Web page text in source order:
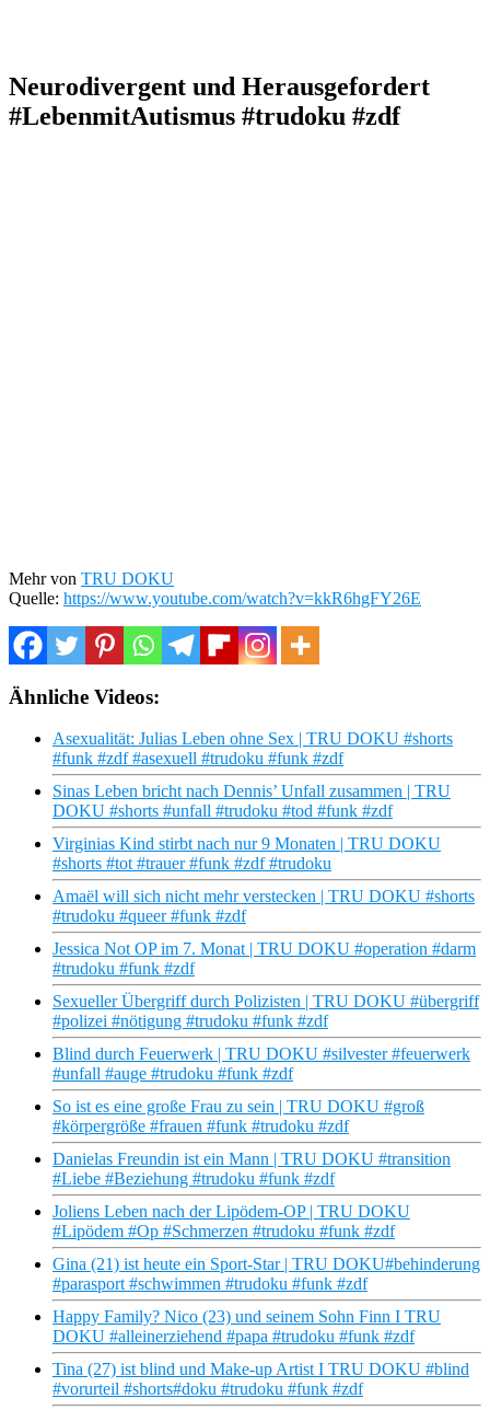
Neurodivergent und Herausgefordert
#LebenmitAutismus #trudoku #zdf
Mehr von TRU DOKU
Quelle: https://www.youtube.com/watch?v=kkR6hgFY26E
Ähnliche Videos:
Asexualität: Julias Leben ohne Sex | TRU DOKU #shorts
#funk #zdf #asexuell #trudoku #funk #zdf
Sinas Leben bricht nach Dennis’ Unfall zusammen | TRU
DOKU #shorts #unfall #trudoku #tod #funk #zdf
Virginias Kind stirbt nach nur 9 Monaten | TRU DOKU
#shorts #tot #trauer #funk #zdf #trudoku
Amaël will sich nicht mehr verstecken | TRU DOKU #shorts
#trudoku #queer #funk #zdf
Jessica Not OP im 7. Monat | TRU DOKU #operation #darm
#trudoku #funk #zdf
Sexueller Übergriff durch Polizisten | TRU DOKU #übergriff
#polizei #nötigung #trudoku #funk #zdf
Blind durch Feuerwerk | TRU DOKU #silvester #feuerwerk
#unfall #auge #trudoku #funk #zdf
So ist es eine große Frau zu sein | TRU DOKU #groß
#körpergröße #frauen #funk #trudoku #zdf
Danielas Freundin ist ein Mann | TRU DOKU #transition
#Liebe #Beziehung #trudoku #funk #zdf
Joliens Leben nach der Lipödem-OP | TRU DOKU
#Lipödem #Op #Schmerzen #trudoku #funk #zdf
Gina (21) ist heute ein Sport-Star | TRU DOKU#behinderung
#parasport #schwimmen #trudoku #funk #zdf
Happy Family? Nico (23) und seinem Sohn Finn I TRU
DOKU #alleinerziehend #papa #trudoku #funk #zdf
Tina (27) ist blind und Make-up Artist I TRU DOKU #blind
#vorurteil #shorts#doku #trudoku #funk #zdf